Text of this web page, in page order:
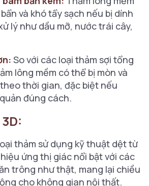
và khó tẩy sạch nếu bị dính
lý như dầu mỡ, nước trái cây,
So với các loại thảm sợi tổng
lông mềm có thể bị mòn và
thời gian, đặc biệt nếu
đúng cách.
thảm sử dụng kỹ thuật dệt từ
ứng thị giác nổi bật với các
trông như thật, mang lại chiều
cho không gian nội thất.